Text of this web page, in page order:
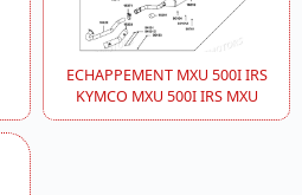
ECHAPPEMENT MXU 500I IRS
KYMCO MXU 500I IRS MXU